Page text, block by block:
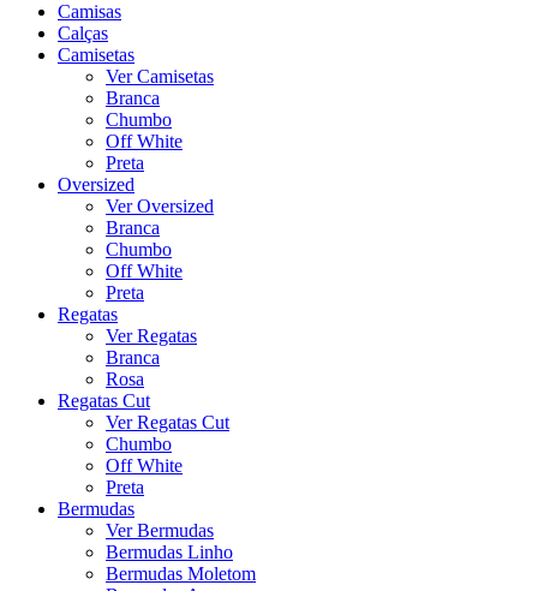
Camisas
Calças
Camisetas
Ver Camisetas
Branca
Chumbo
Off White
Preta
Oversized
Ver Oversized
Branca
Chumbo
Off White
Preta
Regatas
Ver Regatas
Branca
Rosa
Regatas Cut
Ver Regatas Cut
Chumbo
Off White
Preta
Bermudas
Ver Bermudas
Bermudas Linho
Bermudas Moletom